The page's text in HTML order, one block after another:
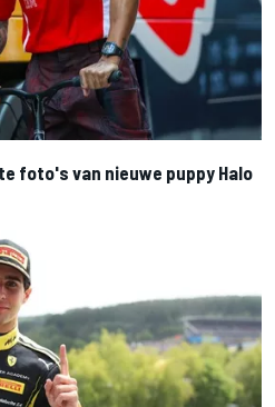
foto's van nieuwe puppy Halo